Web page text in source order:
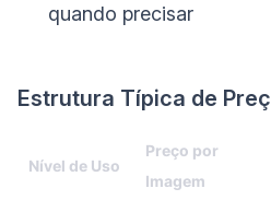
quando precisar
Estrutura Típica de
Nível de Uso
Preço por
Imagem